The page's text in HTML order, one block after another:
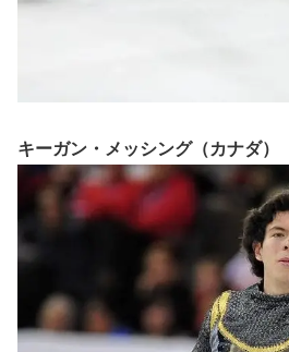
キーガン・メッシング（カナダ）